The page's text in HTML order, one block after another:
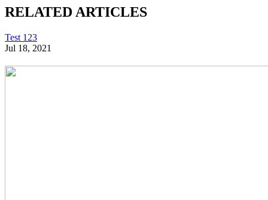
RELATED ARTICLES
Test 123
Jul 18, 2021